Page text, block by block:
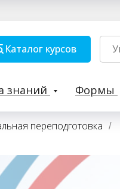
Каталог курсов
знаний Формы
переподготовка /